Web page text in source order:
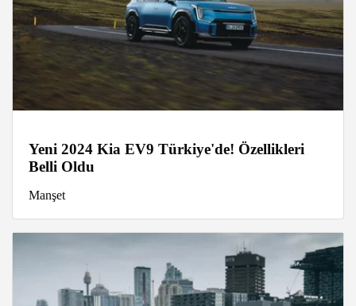
Yeni 2024 Kia EV9 Türkiye'de! Özellikleri
Belli Oldu
Manşet